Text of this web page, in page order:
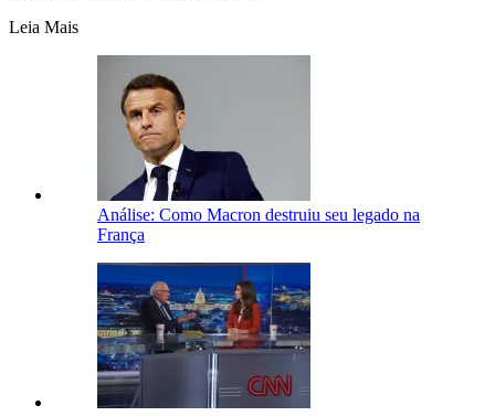
Leia Mais
Análise: Como Macron destruiu seu legado na
França